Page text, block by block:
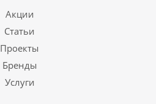
Акции
Статьи
Проекты
Бренды
Услуги